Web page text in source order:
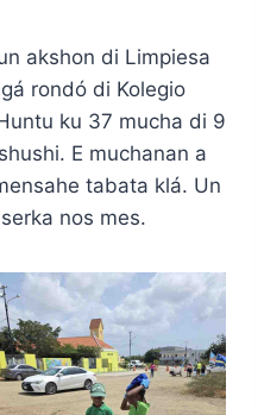
akshon di Limpiesa
rondó di Kolegio
ku 37 mucha di 9
E muchanan a
tabata klá. Un
nos mes.